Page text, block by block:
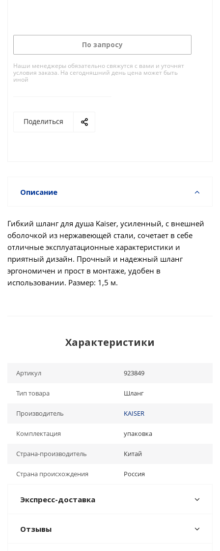
По запросу
Наши менеджеры обязательно свяжутся с вами и уточнят
условия заказа. На сегодняшний день цена может быть
иной
Поделиться
Описание
Гибкий шланг для душа Kaiser, усиленный, с внешней
оболочкой из нержавеющей стали, сочетает в себе
отличные эксплуатационные характеристики и
приятный дизайн. Прочный и надежный шланг
эргономичен и прост в монтаже, удобен в
использовании. Размер: 1,5 м.
Характеристики
Артикул 923849
Тип товара Шланг
Производитель KAISER
Комплектация упаковка
Страна-производитель Китай
Страна происхождения Россия
Экспресс-доставка
Отзывы